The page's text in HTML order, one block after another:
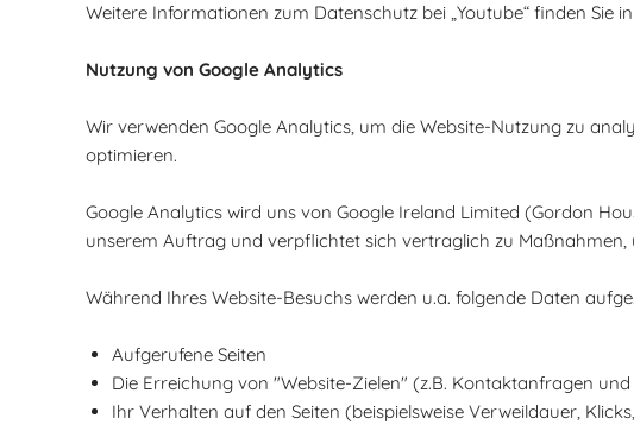
Weitere Informationen zum Datenschutz bei „Youtube“ finden Sie
Nutzung von Google Analytics
Wir verwenden Google Analytics, um die Website-Nutzung zu
optimieren.
Google Analytics wird uns von Google Ireland Limited (Gordon
unserem Auftrag und verpflichtet sich vertraglich zu
Während Ihres Website-Besuchs werden u.a. folgende Daten
Aufgerufene Seiten
Die Erreichung von "Website-Zielen" (z.B. Kontaktanfragen
Ihr Verhalten auf den Seiten (beispielsweise Verweildauer,